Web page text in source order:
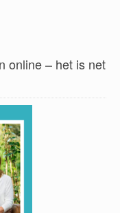
online – het is net